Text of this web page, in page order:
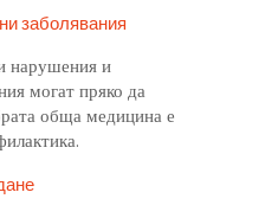
заболявания
нарушения и
могат пряко да
обща медицина е